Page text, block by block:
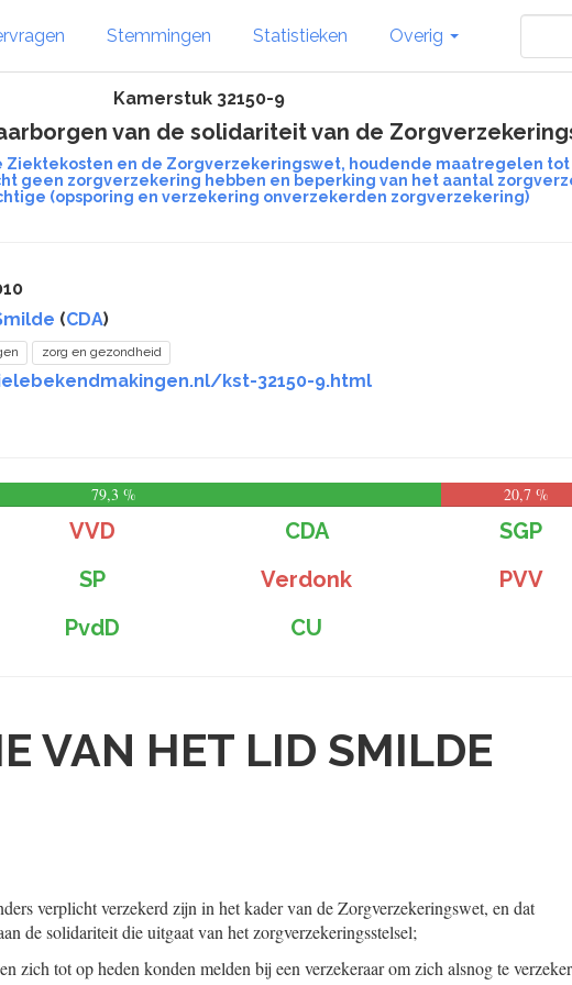
Stemmingen Statistieken Overig
Kamerstuk 32150-9
van de solidariteit van de
en de Zorgverzekeringswet, houdende maatregelen
geen zorgverzekering hebben en beperking van het aantal
(opsporing en verzekering onverzekerden zorgverzekering)
(CDA)
zorg en gezondheid
kst-32150-9.html
79,3 % 20,7 %
VVD CDA
SGP
SP Verdonk
PVV
PvdD CU
VAN HET LID SMILDE
verplicht verzekerd zijn in het kader van de Zorgverzekeringswet, en dat
de solidariteit die uitgaat van het zorgverzekeringsstelsel;
zich tot op heden konden melden bij een verzekeraar om zich alsnog te